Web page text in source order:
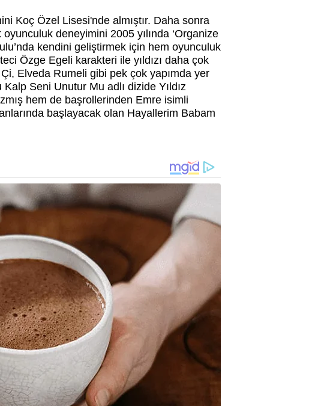
Koç Özel Lisesi'nde almıştır. Daha sonra
deneyimini 2005 yılında ‘Organize
kendini geliştirmek için hem oyunculuk
Özge Egeli karakteri ile yıldızı daha çok
Elveda Rumeli gibi pek çok yapımda yer
Seni Unutur Mu adlı dizide Yıldız
hem de başrollerinden Emre isimli
başlayacak olan Hayallerim Babam